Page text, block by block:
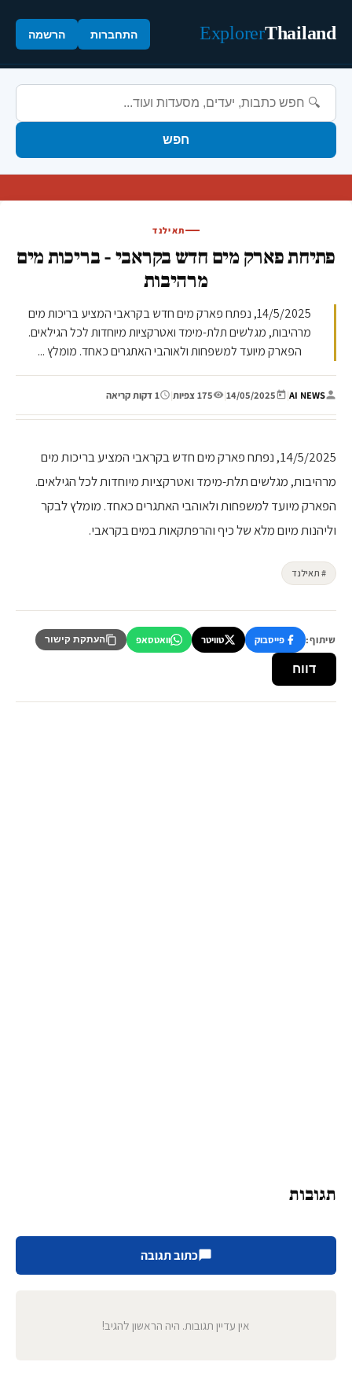
Thailand
Explorer התחברות הרשמה
חפש
תאילנד
פתיחת פארק מים חדש בקראבי - בריכות מים
מרהיבות
14/5/2025, נפתח פארק מים חדש בקראבי המציע בריכות מים
מרהיבות, מגלשים תלת-מימד ואטרקציות מיוחדות לכל הגילאים.
הפארק מיועד למשפחות ולאוהבי האתגרים כאחד. מומלץ ...
AI NEWS
|
14/05/2025
| 175 צפיות | 1 דקות קריאה
14/5/2025, נפתח פארק מים חדש בקראבי המציע בריכות מים
מרהיבות, מגלשים תלת-מימד ואטרקציות מיוחדות לכל הגילאים.
הפארק מיועד למשפחות ולאוהבי האתגרים כאחד. מומלץ לבקר
וליהנות מיום מלא של כיף והרפתקאות במים בקראבי.
# תאילנד
שיתוף: פייסבוק טוויטר וואטסאפ העתקת קישור
דווח
תגובות
כתוב תגובה
אין עדיין תגובות. היה הראשון להגיב!